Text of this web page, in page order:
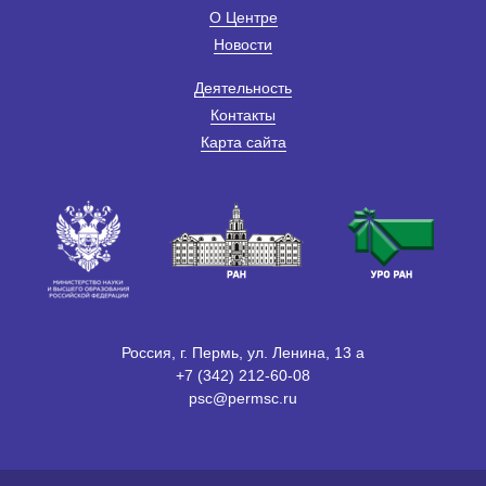
О Центре
Новости
Деятельность
Контакты
Карта сайта
Россия, г. Пермь, ул. Ленина, 13 а
+7 (342) 212-60-08
psc@permsc.ru